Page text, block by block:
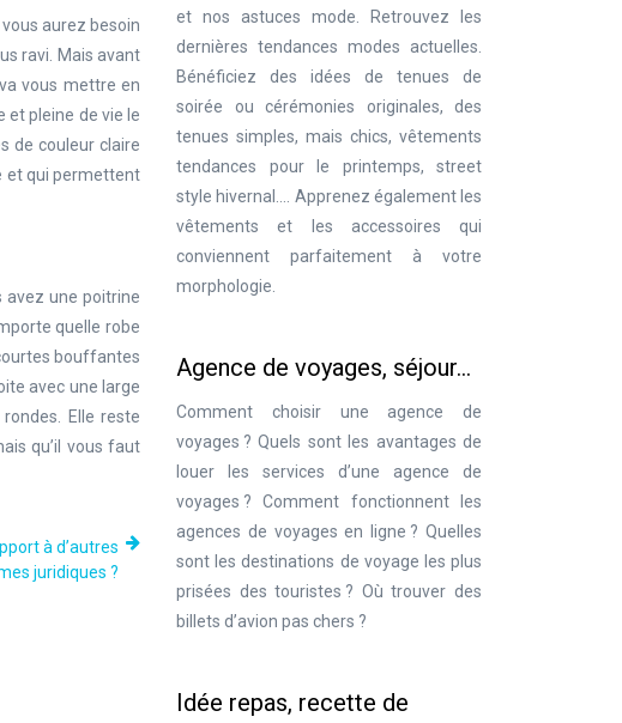
aurez besoin
ravi. Mais avant
vous mettre en
et pleine de vie le
de couleur claire
et qui permettent
avez une poitrine
quelle robe
bouffantes
avec une large
Elle reste
qu’il vous faut
à d’autres
juridiques ?
et nos astuces mode. Retrouvez les
dernières tendances modes actuelles.
Bénéficiez des idées de tenues de
soirée ou cérémonies originales, des
tenues simples, mais chics, vêtements
tendances pour le printemps, street
style hivernal…. Apprenez également les
vêtements et les accessoires qui
conviennent parfaitement à votre
morphologie.
Agence de voyages, séjour…
Comment choisir une agence de
voyages ? Quels sont les avantages de
louer les services d’une agence de
voyages ? Comment fonctionnent les
agences de voyages en ligne ? Quelles
sont les destinations de voyage les plus
prisées des touristes ? Où trouver des
billets d’avion pas chers ?
Idée repas, recette de